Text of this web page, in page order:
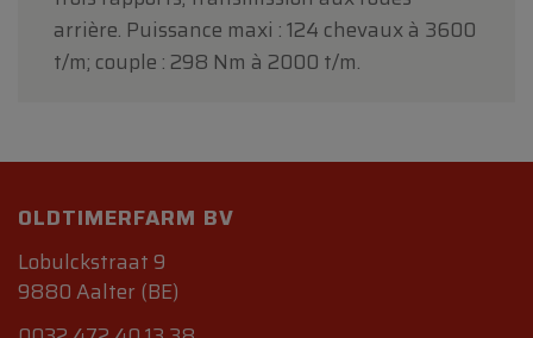
arrière. Puissance maxi : 124 chevaux à 3600
t/m; couple : 298 Nm à 2000 t/m.
OLDTIMERFARM BV
Lobulckstraat 9
9880 Aalter (BE)